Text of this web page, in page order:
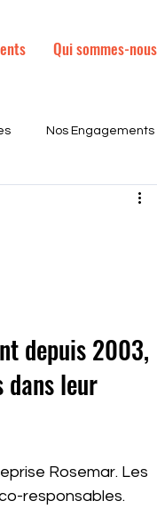
Qui sommes-
Nos Engagements
Travaux
depuis 2003,
dans leur
Rosemar. Les
responsables.